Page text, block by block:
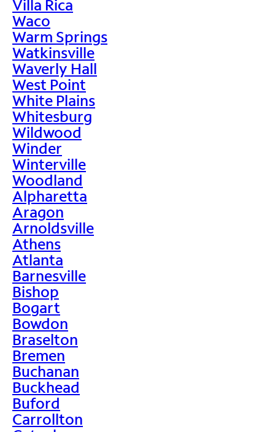
Villa Rica
Waco
Warm Springs
Watkinsville
Waverly Hall
West Point
White Plains
Whitesburg
Wildwood
Winder
Winterville
Woodland
Alpharetta
Aragon
Arnoldsville
Athens
Atlanta
Barnesville
Bishop
Bogart
Bowdon
Braselton
Bremen
Buchanan
Buckhead
Buford
Carrollton